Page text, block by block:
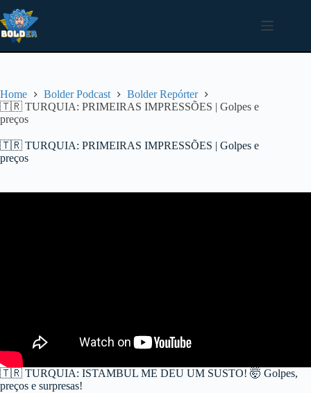
para
o
conteúdo
Home Bolder Podcast
Bolder Repórter
🇹🇷 TURQUIA: PRIMEIRAS IMPRESSÕES | Golpes e
preços
🇹🇷 TURQUIA: PRIMEIRAS IMPRESSÕES | Golpes e
preços
🇹🇷 TURQUIA: ISTAMBUL ME DEU UM SUSTO! 🤯 Golpes,
preços e surpresas!